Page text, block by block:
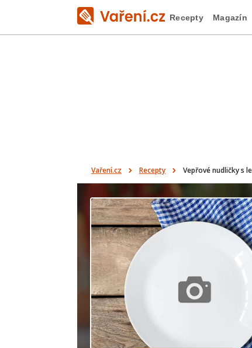
Recepty Magazín
Vaření.cz Recepty Vepřové nudličky s